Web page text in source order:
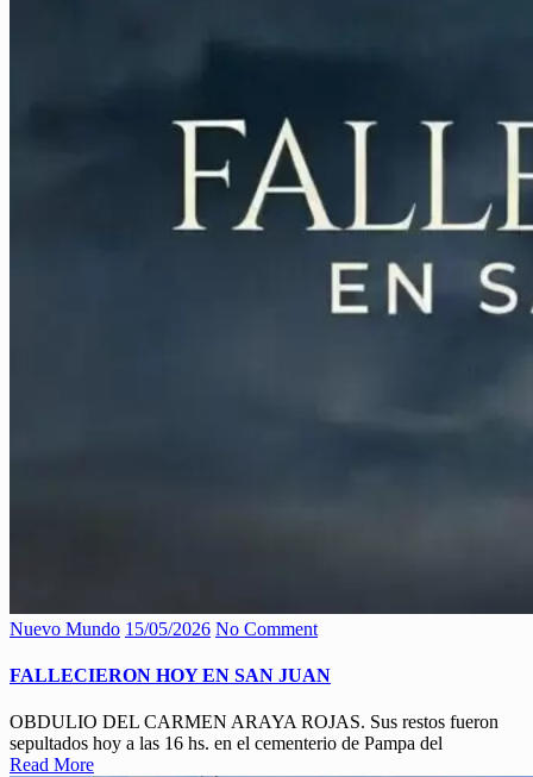
Nuevo Mundo 15/05/2026 No Comment
FALLECIERON HOY EN SAN JUAN
OBDULIO DEL CARMEN ARAYA ROJAS. Sus restos fueron
sepultados hoy a las 16 hs. en el cementerio de Pampa del
Read More